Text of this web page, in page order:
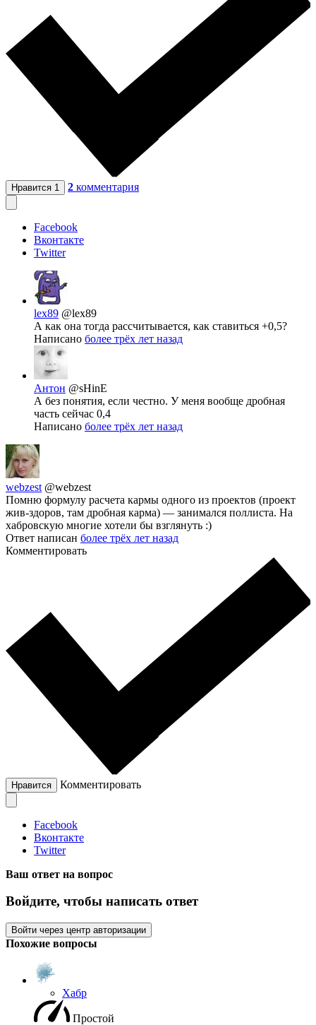
Нравится 1 2 комментария
Facebook
Вконтакте
Twitter
lex89 @lex89
А как она тогда рассчитывается, как ставиться +0,5?
Написано более трёх лет назад
Антон @sHinE
А без понятия, если честно. У меня вообще дробная
часть сейчас 0,4
Написано более трёх лет назад
webzest @webzest
Помню формулу расчета кармы одного из проектов (проект
жив-здоров, там дробная карма) — занимался поллиста. На
хабровскую многие хотели бы взглянуть :)
Ответ написан более трёх лет назад
Комментировать
Нравится Комментировать
Facebook
Вконтакте
Twitter
Ваш ответ на вопрос
Войдите, чтобы написать ответ
Войти через центр авторизации
Похожие вопросы
Хабр
Простой